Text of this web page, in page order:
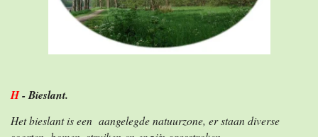
H- Bieslant.
Het bieslant is een aangelegde natuurzone, er staan diverse